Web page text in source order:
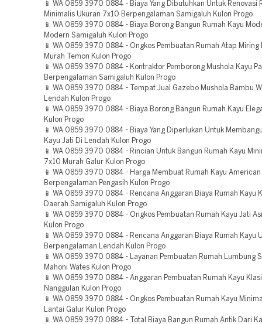
📱 WA 0859 3970 0884 - Biaya Yang Dibutuhkan Untuk Renovasi
Minimalis Ukuran 7x10 Berpengalaman Samigaluh Kulon Progo
📱 WA 0859 3970 0884 - Biaya Borong Bangun Rumah Kayu
Modern Samigaluh Kulon Progo
📱 WA 0859 3970 0884 - Ongkos Pembuatan Rumah Atap Miring
Murah Temon Kulon Progo
📱 WA 0859 3970 0884 - Kontraktor Pemborong Mushola Kayu
Berpengalaman Samigaluh Kulon Progo
📱 WA 0859 3970 0884 - Tempat Jual Gazebo Mushola Bambu
Lendah Kulon Progo
📱 WA 0859 3970 0884 - Biaya Borong Bangun Rumah Kayu
Kulon Progo
📱 WA 0859 3970 0884 - Biaya Yang Diperlukan Untuk
Kayu Jati Di Lendah Kulon Progo
📱 WA 0859 3970 0884 - Rincian Untuk Bangun Rumah Kayu
7x10 Murah Galur Kulon Progo
📱 WA 0859 3970 0884 - Harga Membuat Rumah Kayu American
Berpengalaman Pengasih Kulon Progo
📱 WA 0859 3970 0884 - Rencana Anggaran Biaya Rumah Kayu
Daerah Samigaluh Kulon Progo
📱 WA 0859 3970 0884 - Ongkos Pembuatan Rumah Kayu Jati
Kulon Progo
📱 WA 0859 3970 0884 - Rencana Anggaran Biaya Rumah Kayu
Berpengalaman Lendah Kulon Progo
📱 WA 0859 3970 0884 - Layanan Pembuatan Rumah Lumbung
Mahoni Wates Kulon Progo
📱 WA 0859 3970 0884 - Anggaran Pembuatan Rumah Kayu
Nanggulan Kulon Progo
📱 WA 0859 3970 0884 - Ongkos Pembuatan Rumah Kayu
Lantai Galur Kulon Progo
📱 WA 0859 3970 0884 - Total Biaya Bangun Rumah Antik Dari